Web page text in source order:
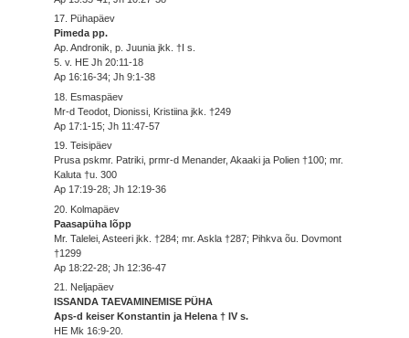
17. Pühapäev
Pimeda pp.
Ap. Andronik, p. Juunia jkk. †I s.
5. v. HE Jh 20:11-18
Ap 16:16-34; Jh 9:1-38
18. Esmaspäev
Mr-d Teodot, Dionissi, Kristiina jkk. †249
Ap 17:1-15; Jh 11:47-57
19. Teisipäev
Prusa pskmr. Patriki, prmr-d Menander, Akaaki ja Polien †100; mr.
Kaluta †u. 300
Ap 17:19-28; Jh 12:19-36
20. Kolmapäev
Paasapüha lõpp
Mr. Talelei, Asteeri jkk. †284; mr. Askla †287; Pihkva õu. Dovmont
†1299
Ap 18:22-28; Jh 12:36-47
21. Neljapäev
ISSANDA TAEVAMINEMISE PÜHA
Aps-d keiser Konstantin ja Helena † IV s.
HE Mk 16:9-20.